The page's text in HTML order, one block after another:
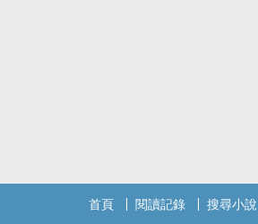
首頁 閱讀記錄 搜尋小說